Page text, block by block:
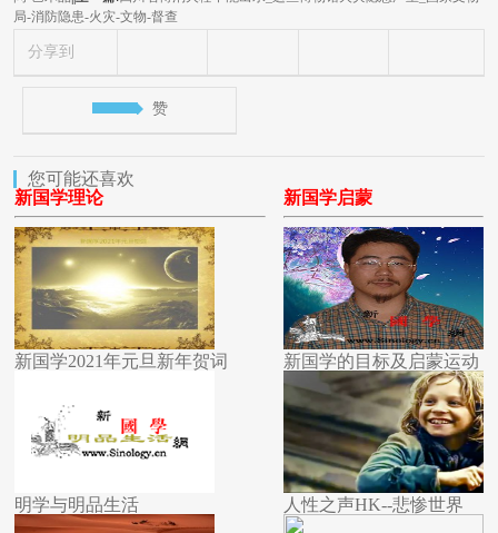
局-消防隐患-火灾-文物-督查
分享到
赞
您可能还喜欢
新国学理论
新国学2021年元旦新年贺词
明学与明品生活
新国学启蒙
新国学的目标及启蒙运动
人性之声HK--悲惨世界